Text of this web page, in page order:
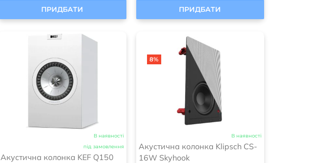
ПРИДБАТИ ПРИДБАТИ
В наявності
під замовлення
Акустична колонка KEF Q150
8%
В наявності
Акустична колонка Klipsch CS-
16W Skyhook